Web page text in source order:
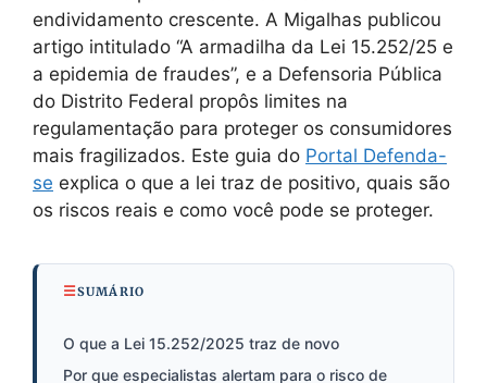
endividamento crescente. A Migalhas publicou
artigo intitulado “A armadilha da Lei 15.252/25 e
a epidemia de fraudes”, e a Defensoria Pública
do Distrito Federal propôs limites na
regulamentação para proteger os consumidores
mais fragilizados. Este guia do Portal Defenda-
se explica o que a lei traz de positivo, quais são
os riscos reais e como você pode se proteger.
SUMÁRIO
O que a Lei 15.252/2025 traz de novo
Por que especialistas alertam para o risco de